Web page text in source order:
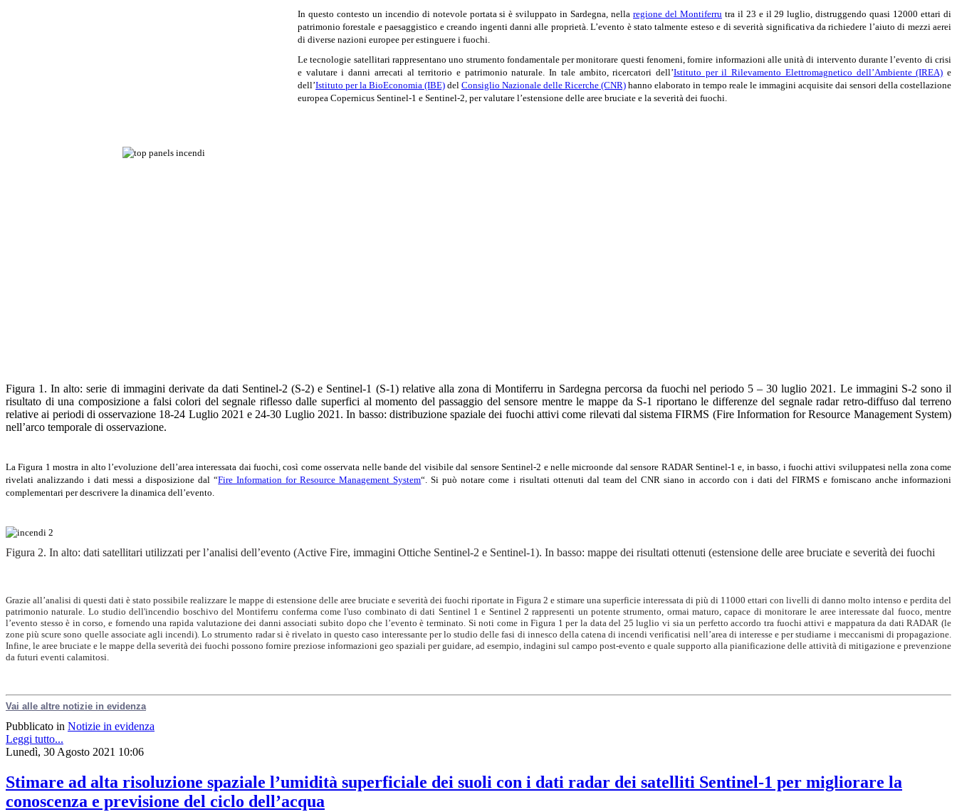
In questo contesto un incendio di notevole portata si è sviluppato in Sardegna, nella regione del Montiferru tra il 23 e il 29 luglio, distruggendo quasi 12000 ettari di
patrimonio forestale e paesaggistico e creando ingenti danni alle proprietà. L’evento è stato talmente esteso e di severità significativa da richiedere l’aiuto di mezzi aerei
di diverse nazioni europee per estinguere i fuochi.
Le tecnologie satellitari rappresentano uno strumento fondamentale per monitorare questi fenomeni, fornire informazioni alle unità di intervento durante l’evento di crisi
e valutare i danni arrecati al territorio e patrimonio naturale. In tale ambito, ricercatori dell’Istituto per il Rilevamento Elettromagnetico dell’Ambiente (IREA) e
dell’Istituto per la BioEconomia (IBE) del Consiglio Nazionale delle Ricerche (CNR) hanno elaborato in tempo reale le immagini acquisite dai sensori della costellazione
europea Copernicus Sentinel-1 e Sentinel-2, per valutare l’estensione delle aree bruciate e la severità dei fuochi.
Figura 1. In alto: serie di immagini derivate da dati Sentinel-2 (S-2) e Sentinel-1 (S-1) relative alla zona di Montiferru in Sardegna percorsa da fuochi nel periodo 5 – 30 luglio 2021. Le immagini S-2 sono il
risultato di una composizione a falsi colori del segnale riflesso dalle superfici al momento del passaggio del sensore mentre le mappe da S-1 riportano le differenze del segnale radar retro-diffuso dal terreno
relative ai periodi di osservazione 18-24 Luglio 2021 e 24-30 Luglio 2021. In basso: distribuzione spaziale dei fuochi attivi come rilevati dal sistema FIRMS (Fire Information for Resource Management System)
nell’arco temporale di osservazione.
La Figura 1 mostra in alto l’evoluzione dell’area interessata dai fuochi, così come osservata nelle bande del visibile dal sensore Sentinel-2 e nelle microonde dal sensore RADAR Sentinel-1 e, in basso, i fuochi attivi sviluppatesi nella zona come
rivelati analizzando i dati messi a disposizione dal “Fire Information for Resource Management System“. Si può notare come i risultati ottenuti dal team del CNR siano in accordo con i dati del FIRMS e forniscano anche informazioni
complementari per descrivere la dinamica dell’evento.
Figura 2. In alto: dati satellitari utilizzati per l’analisi dell’evento (Active Fire, immagini Ottiche Sentinel-2 e Sentinel-1). In basso: mappe dei risultati ottenuti (estensione delle aree bruciate e severità dei fuochi
Grazie all’analisi di questi dati è stato possibile realizzare le mappe di estensione delle aree bruciate e severità dei fuochi riportate in Figura 2 e stimare una superficie interessata di più di 11000 ettari con livelli di danno molto intenso e perdita del
patrimonio naturale. Lo studio dell'incendio boschivo del Montiferru conferma come l'uso combinato di dati Sentinel 1 e Sentinel 2 rappresenti un potente strumento, ormai maturo, capace di monitorare le aree interessate dal fuoco, mentre
l’evento stesso è in corso, e fornendo una rapida valutazione dei danni associati subito dopo che l’evento è terminato. Si noti come in Figura 1 per la data del 25 luglio vi sia un perfetto accordo tra fuochi attivi e mappatura da dati RADAR (le
zone più scure sono quelle associate agli incendi). Lo strumento radar si è rivelato in questo caso interessante per lo studio delle fasi di innesco della catena di incendi verificatisi nell’area di interesse e per studiarne i meccanismi di propagazione.
Infine, le aree bruciate e le mappe della severità dei fuochi possono fornire preziose informazioni geo spaziali per guidare, ad esempio, indagini sul campo post-evento e quale supporto alla pianificazione delle attività di mitigazione e prevenzione
da futuri eventi calamitosi.
Vai alle altre notizie in evidenza
Pubblicato in Notizie in evidenza
Leggi tutto...
Lunedì, 30 Agosto 2021 10:06
Stimare ad alta risoluzione spaziale l’umidità superficiale dei suoli con i dati radar dei satelliti Sentinel-1 per migliorare la
conoscenza e previsione del ciclo dell’acqua